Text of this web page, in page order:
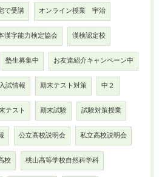
で受講 オンライン授業 宇治
漢字能力検定協会 漢検認定校
塾生募集中 お友達紹介キャンペーン中
試情報 期末テスト対策 中２
テスト 期末試験 試験対策授業
公立高校説明会 私立高校説明会
校 桃山高等学校自然科学科